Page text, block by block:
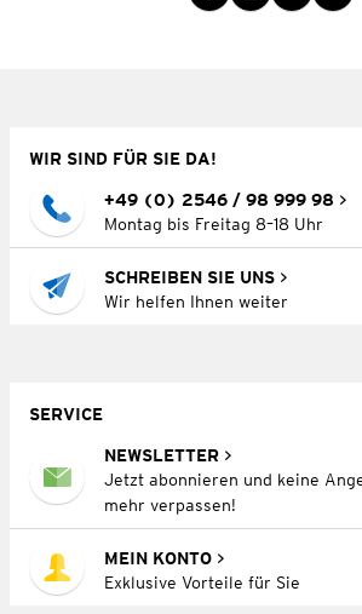
WIR SIND FÜR SIE DA!
+49 (0) 2546 / 98 999 98
Montag bis Freitag 8–18 Uhr
SCHREIBEN SIE UNS
Wir helfen Ihnen weiter
SERVICE
NEWSLETTER
Jetzt abonnieren und keine
mehr verpassen!
MEIN KONTO
Exklusive Vorteile für Sie